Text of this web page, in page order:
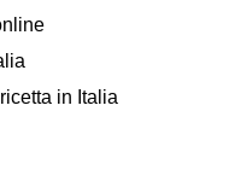
in Italia